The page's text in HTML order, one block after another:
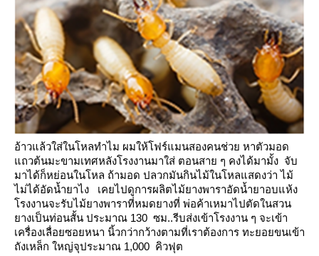
อ้าวแล้วใส่ในโหลทำไม ผมให้โฟร์แมนสองคนช่วย หาตัวมอด
ถวต้นมะขามเทศหลังโรงงานมาใส่ ตอนสาย ๆ คงได้มามั้ง จับ
มาได้ก็หย่อนในโหล ถ้ามอด ปลวกมันกินไม้ในโหลแสดงว่า ไม้
ไม่ได้อัดน้ำยาไง
เคยไปดูการผลิตไม้ยางพาราอัดน้ำยาอบแห้ง
รงงานจะรับไม้ยางพาราที่หมดยางที่ พ่อค้าเหมาไปตัดในสวน
างเป็นท่อนสั้น ประมาณ 130 ซม..รีบส่งเข้าโรงงาน ๆ จะเข้า
เครื่องเลื่อยซอยหนา นิ้วกว่ากว้างตามที่เราต้องการ ทะยอยขนเข้า
ถังเหล็ก หญ่จุประมาณ 1,000 คิวฟุต